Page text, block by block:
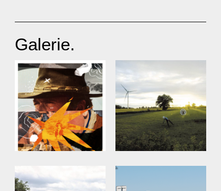
Galerie.